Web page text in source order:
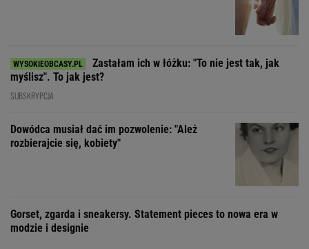
Zastałam ich w łóżku: "To nie jest tak, jak
myślisz". To jak jest?
SUBSKRYPCJA
Dowódca musiał dać im pozwolenie: "Ależ
rozbierajcie się, kobiety"
Gorset, zgarda i sneakersy. Statement pieces to nowa era w
modzie i designie